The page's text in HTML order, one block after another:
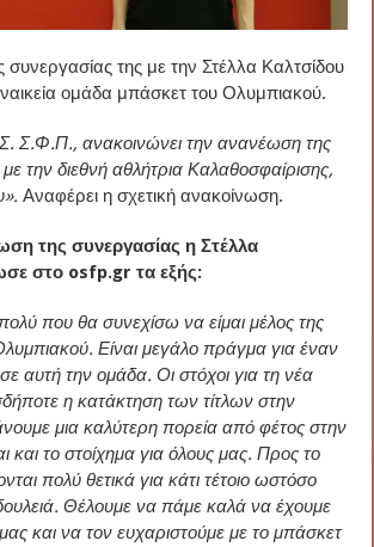
συνεργασίας της με την Στέλλα Καλτσίδου
ομάδα μπάσκετ του Ολυμπιακού.
ανακοινώνει την ανανέωση της
την διεθνή αθλήτρια Καλαθοσφαίρισης,
Αναφέρει η σχετική ανακοίνωση.
της συνεργασίας η Στέλλα
στο osfp.gr τα εξής:
που θα συνεχίσω να είμαι μέλος της
Είναι μεγάλο πράγμα για έναν
αυτή την ομάδα. Οι στόχοι για τη νέα
η κατάκτηση των τίτλων στην
μια καλύτερη πορεία από φέτος στην
και το στοίχημα για όλους μας. Προς το
πολύ θετικά για κάτι τέτοιο ωστόσο
Θέλουμε να πάμε καλά να έχουμε
και να τον ευχαριστούμε με το μπάσκετ